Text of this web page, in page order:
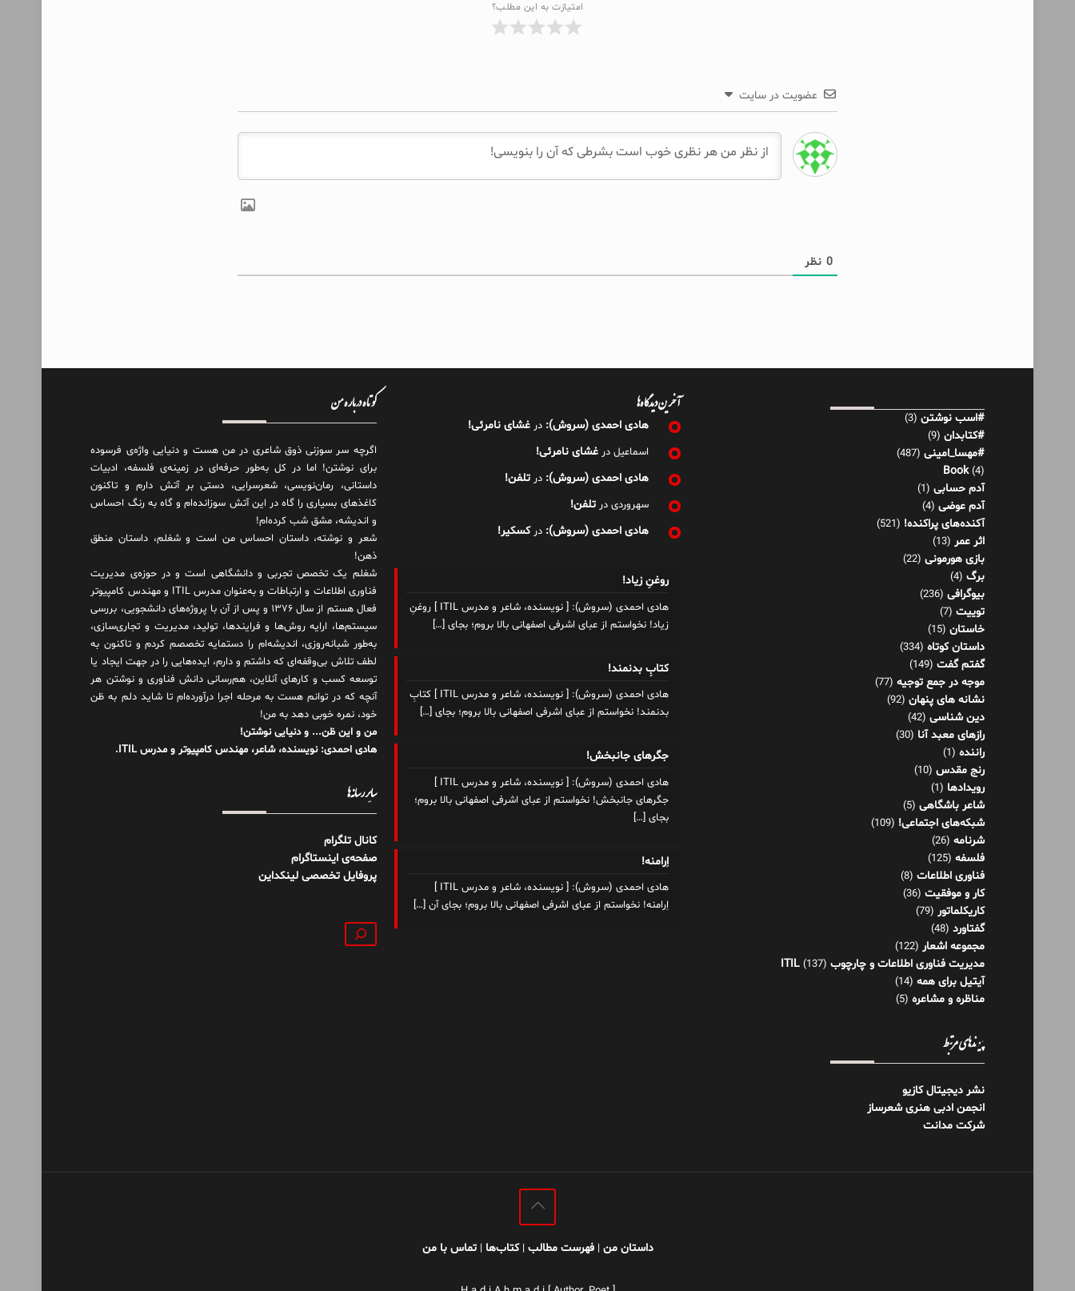
امتیازت به این مطلب؟
عضویت در سایت
0نظر
#اسب نوشتن (3)
#کتابدان (9)
#مهسا_امینی (487)
Book(4)
آدم حسابی (1)
آدم عوضی (4)
آکنده‌های پراکنده! (521)
اثر عمر (13)
بازی هورمونی (22)
برگ (4)
بیوگرافی (236)
توییت (7)
خاستان (15)
داستان کوتاه (334)
گفتم گفت (149)
موجه در جمع توجیه (77)
نشانه های پنهان (92)
دین شناسی (42)
رازهای معبد آنا (30)
راننده (1)
رنج مقدس (10)
رویدادها (1)
شاعر باشگاهی (5)
شبکه‌های اجتماعی! (109)
شرنامه (26)
فلسفه (125)
فناوری اطلاعات (8)
کار و موفقیت (36)
کاریکلماتور (79)
گفتاورد (48)
مجموعه اشعار (122)
مدیریت فناوری اطلاعات و چارچوب ITIL (137)
آیتیل برای همه (14)
مناظره و مشاعره (5)
پیوندهای مرتبط
نشر دیجیتال کازیو
انجمن ادبی هنری شعرساز
شرکت مدانت
آخرین دیدگاه‌ها
هادی احمدی (سروش): درغشای نامرئی!
اسماعیل درغشای نامرئی!
هادی احمدی (سروش): درتلفن!
سهروردی درتلفن!
هادی احمدی (سروش): درکسکیر!
روغنِ زیاد!
هادی احمدی (سروش): [ نویسنده، شاعر و مدرس ITIL ] روغنِ
زیاد! نخواستم از عبای اشرفی اصفهانی بالا بروم؛ بجای […]
کتابِ بدنمند!
هادی احمدی (سروش): [ نویسنده، شاعر و مدرس ITIL ] کتابِ
بدنمند! نخواستم از عبای اشرفی اصفهانی بالا بروم؛ بجای […]
جگرهای جانبخش!
هادی احمدی (سروش): [ نویسنده، شاعر و مدرس ITIL ]
جگرهای جانبخش! نخواستم از عبای اشرفی اصفهانی بالا بروم؛
بجای […]
اِرامنه!
هادی احمدی (سروش): [ نویسنده، شاعر و مدرس ITIL ]
اِرامنه! نخواستم از عبای اشرفی اصفهانی بالا بروم؛ بجای آن […]
کوتاه درباره من
اگرچه سر سوزنی ذوق شاعری در من هست و دنیایی واژه‌‌ی فرسوده
برای نوشتن! اما در کل به‌طور حرفه‌ای در زمینه‌ی فلسفه، ادبیات
داستانی، رمان‌نویسی، شعرسرایی، دستی بر آتش دارم و تاکنون
کاغذهای بسیاری را گاه در این آتش سوزانده‌ام و گاه به رنگ احساس
و اندیشه، مشق شب کرده‌ام!
شعر و نوشته، داستان احساس من است و شغلم، داستان منطق
ذهن!
شغلم یک تخصص تجربی و دانشگاهی است و در حوزه‌ی مدیریت
فناوری اطلاعات و ارتباطات و به‌عنوان مدرس ITIL و مهندس کامپیوتر
فعال هستم از سال ۱۳۷۶ و پس از آن با پروژه‌های دانشجویی، بررسی
سیستم‌ها، ارایه روش‌ها و فرایندها، تولید، مدیریت و تجاری‌سازی،
به‌طور شبانه‌روزی، اندیشه‌ام را دستمایه تخصصم کردم و تاکنون به
لطف تلاش بی‌وقفه‌ای که داشتم و دارم، اید‌ه‌هایی را در جهت ایجاد یا
توسعه کسب و کارهای آنلاین، هم‌رسانی دانش فناوری و نوشتن هر
آنچه که در توانم هست به مرحله اجرا درآورده‌ام تا شاید دلم به ظن
خود، نمره خوبی دهد به من!
من و این ظن... و دنیایی نوشتن!
هادی احمدی: نویسنده، شاعر، مهندس کامپیوتر و مدرس ITIL.
سایر رسانه‌ها
کانال تلگرام
صفحه‌ی اینستاگرام
پروفایل تخصصی لینکداین
جستجو
داستان من |فهرست مطالب |کتاب‌ها |تماس با من